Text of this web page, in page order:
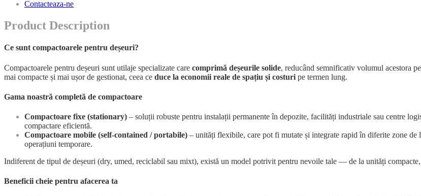
Contacteaza-ne
Product Description
Ce sunt compactoarele pentru deșeuri?
Compactoarele pentru deșeuri sunt utilaje specializate care comprimă deșeurile solide, reducând semnificativ volumul acestora
mai compacte și mai ușor de gestionat, ceea ce duce la economii reale de spațiu și costuri pe termen lung.
Gama noastră completă de compactoare
Compactoare fixe (stationary) – soluții robuste pentru instalații permanente în depozite, facilități industriale sau centre
compactare eficientă.
Compactoare mobile (self-contained / portabile) – unități flexibile, care pot fi mutate și integrate rapid în diferite zone
operațiuni temporare.
Indiferent de tipul de deșeuri (dry, umed, reciclabil sau mixt), există un model potrivit pentru nevoile tale — de la unități
Beneficii cheie pentru afacerea ta